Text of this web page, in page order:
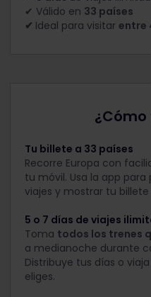
✔ Válido en 33 países
✔ Ideal para visitar entre
Tu billete a 33 países
Recorre Europa con
tu móvil. Usa la app
viajes y mostrar tu
5 o 7 días de viajes
Toma todos los trenes
a medianoche durante
Distribuye tus días o
eliges.